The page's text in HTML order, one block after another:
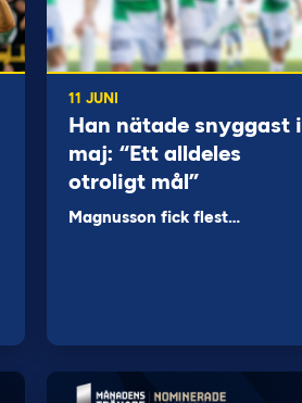
11 JUNI
Han nätade snyggast i
maj: “Ett alldeles
otroligt mål”
Magnusson fick flest…